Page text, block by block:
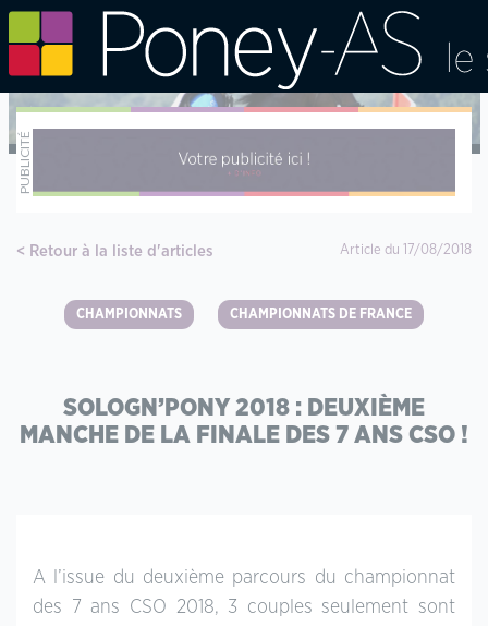
Retour à la liste d'articles Article du 17/08/2018
CHAMPIONNATS CHAMPIONNATS DE FRANCE
SOLOGN’PONY 2018 : DEUXIÈME
MANCHE DE LA FINALE DES 7 ANS CSO !
A l’issue du deuxième parcours du championnat
des 7 ans CSO 2018, 3 couples seulement sont